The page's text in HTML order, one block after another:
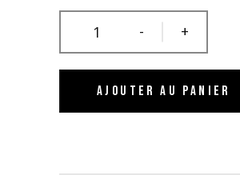
- +
AJOUTER AU PANIER